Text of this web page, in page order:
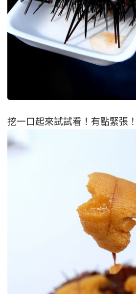
挖一口起來試試看！有點緊張！